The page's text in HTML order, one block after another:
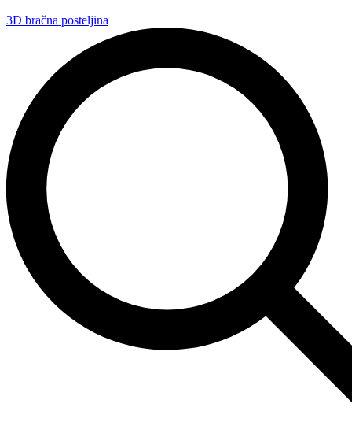
3D bračna posteljina